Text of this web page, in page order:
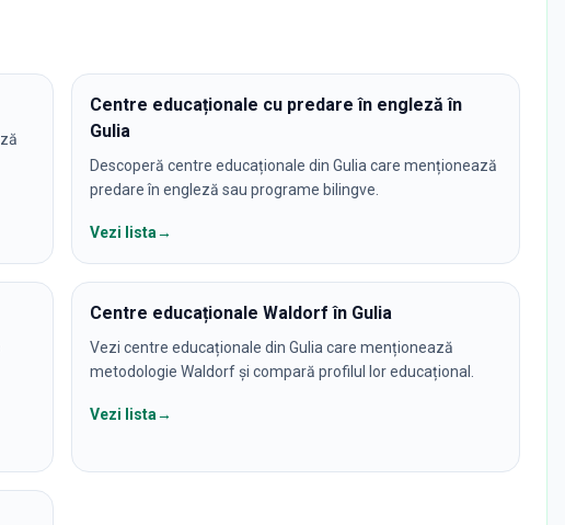
Centre educaționale cu predare în engleză în
Gulia
Descoperă centre educaționale din Gulia care menționează
predare în engleză sau programe bilingve.
Vezi lista→
Centre educaționale Waldorf în Gulia
Vezi centre educaționale din Gulia care menționează
metodologie Waldorf și compară profilul lor educațional.
Vezi lista→